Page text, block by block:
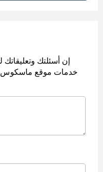
إن أسئلتك
خدمات موقع ماسكوس.